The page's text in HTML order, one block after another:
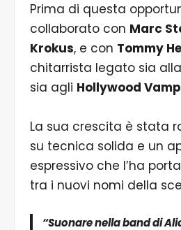
Prima di questa
collaborato con Marc
Krokus, e con Tommy
chitarrista legato sia
sia agli Hollywood
La sua crescita è stata
su tecnica solida e un
espressivo che l’ha
tra i nuovi nomi della
“Suonare nella band di